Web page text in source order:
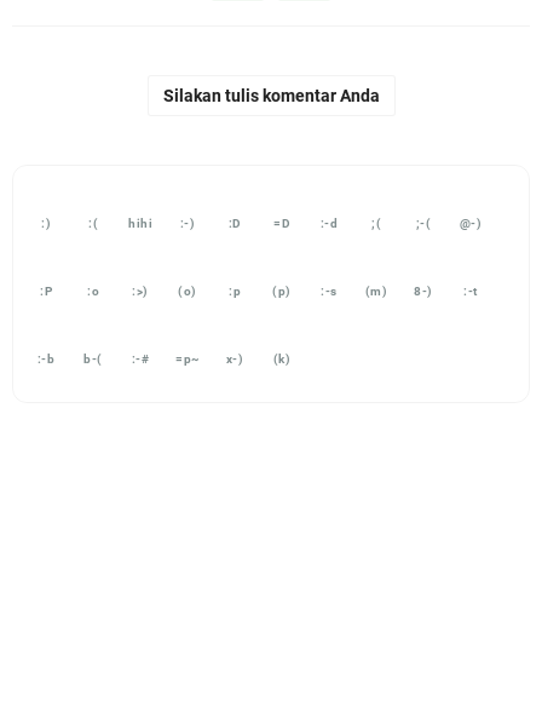
Silakan tulis komentar Anda
:) :( hihi :-) :D =D :-d ;( ;-( @-)
:P :o :>) (o) :p (p) :-s (m) 8-) :-t
:-b b-( :-# =p~ x-) (k)